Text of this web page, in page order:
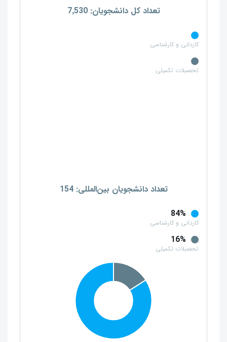
تعداد کل دانشجویان: 7٬530
کاردانی و کارشناسی
تحصبلات تکمیلی
تعداد دانشجویان بین‌المللی: 154
84%
کاردانی و کارشناسی
16%
تحصبلات تکمیلی